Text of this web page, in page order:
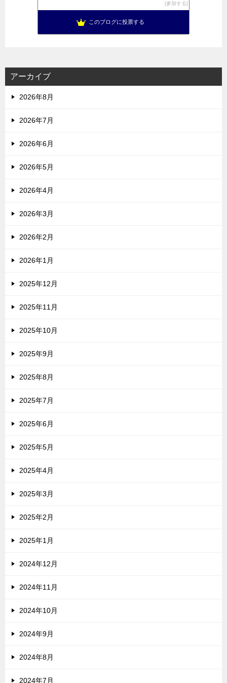
参加する
このブログに投票する
アーカイブ
2026年8月
2026年7月
2026年6月
2026年5月
2026年4月
2026年3月
2026年2月
2026年1月
2025年12月
2025年11月
2025年10月
2025年9月
2025年8月
2025年7月
2025年6月
2025年5月
2025年4月
2025年3月
2025年2月
2025年1月
2024年12月
2024年11月
2024年10月
2024年9月
2024年8月
2024年7月